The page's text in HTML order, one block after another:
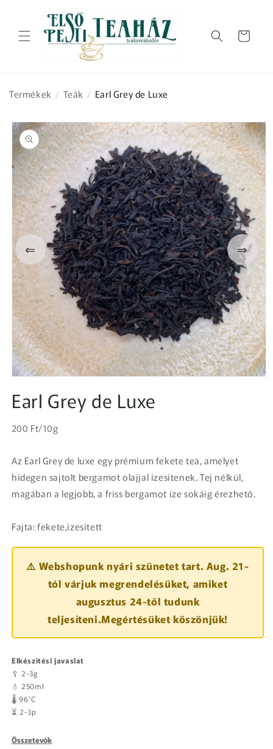
tartalomhoz
Kosár
Termékek / Teák / Earl Grey de Luxe
⇐
Kihagyás, és
ugrás a
termékadatokra
megnyitása
a
párbeszédpanelen
⇒
Earl Grey de Luxe
Normál
Egységár
200 Ft/10g
Az Earl Grey de luxe egy prémium fekete tea, amelyet
hidegen sajtolt bergamot olajjal ízesítenek. Tej nélkül,
magában a legjobb, a friss bergamot íze sokáig érezhető.
Fajta: fekete,ízesített
⚠️ Webshopunk nyári szünetet tart. Aug. 21-
tól várjuk megrendelésüket, amiket
augusztus 24-től tudunk
teljesíteni.Megértésüket köszönjük!
Elkészítési javaslat
🥄 2-3g
💧 250ml
🌡️ 96°C
⏳ 2-3p
Összetevők